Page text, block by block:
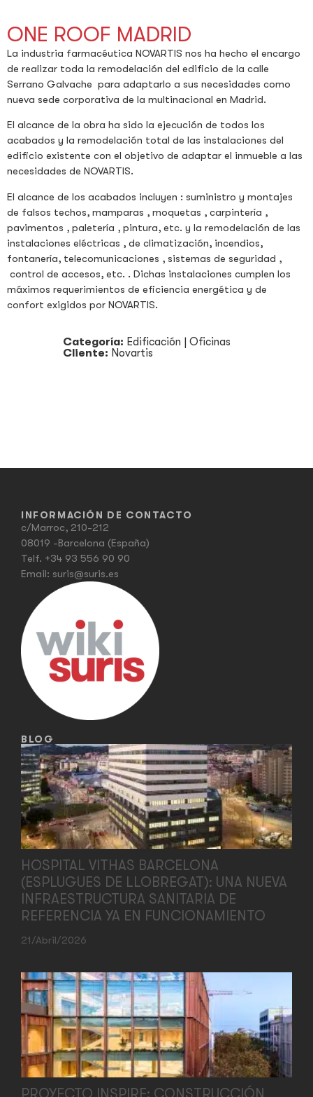
ONE ROOF MADRID
La industria farmacéutica NOVARTIS nos ha hecho el encargo
de realizar toda la remodelación del edificio de la calle
Serrano Galvache para adaptarlo a sus necesidades como
nueva sede corporativa de la multinacional en Madrid.
El alcance de la obra ha sido la ejecución de todos los
acabados y la remodelación total de las instalaciones del
edificio existente con el objetivo de adaptar el inmueble a las
necesidades de NOVARTIS.
El alcance de los acabados incluyen : suministro y montajes
de falsos techos, mamparas , moquetas , carpintería ,
pavimentos , paletería , pintura, etc. y la remodelación de las
instalaciones eléctricas , de climatización, incendios,
fontanería, telecomunicaciones , sistemas de seguridad ,
control de accesos, etc. . Dichas instalaciones cumplen los
máximos requerimientos de eficiencia energética y de
confort exigidos por NOVARTIS.
Categoría: Edificación | Oficinas
Cliente: Novartis
INFORMACIÓN DE CONTACTO
c/Marroc, 210-212
08019 -Barcelona (España)
Telf. +34 93 556 90 90
Email: suris@suris.es
BLOG
HOSPITAL VITHAS BARCELONA
(ESPLUGUES DE LLOBREGAT): UNA NUEVA
INFRAESTRUCTURA SANITARIA DE
REFERENCIA YA EN FUNCIONAMIENTO
21/abril/2026
PROYECTO INSPIRE: CONSTRUCCIÓN